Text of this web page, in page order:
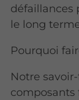
défaillances
le long
Pourquoi
Notre
composants